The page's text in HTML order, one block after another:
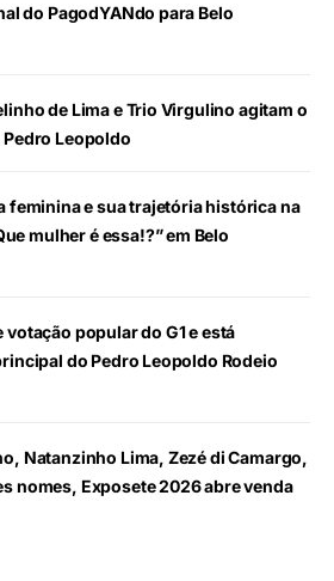
do PagodYANdo para Belo
de Lima e Trio Virgulino agitam o
Leopoldo
feminina e sua trajetória histórica na
mulher é essa!?” em Belo
votação popular do G1 e está
do Pedro Leopoldo Rodeio
Natanzinho Lima, Zezé di Camargo,
nomes, Exposete 2026 abre venda